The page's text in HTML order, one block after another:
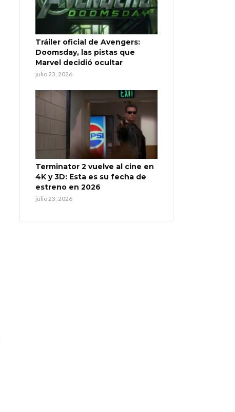
Tráiler oficial de Avengers:
Doomsday, las pistas que
Marvel decidió ocultar
julio 23, 2026
Terminator 2 vuelve al cine en
4K y 3D: Esta es su fecha de
estreno en 2026
julio 23, 2026